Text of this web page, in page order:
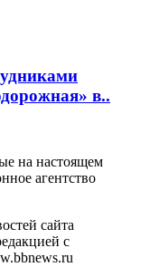
в..
на настоящем
агентство
сайта
с